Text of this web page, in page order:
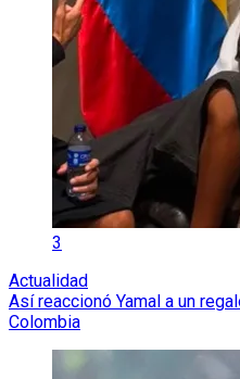
3
Actualidad
Así reaccionó Yamal a un
Colombia